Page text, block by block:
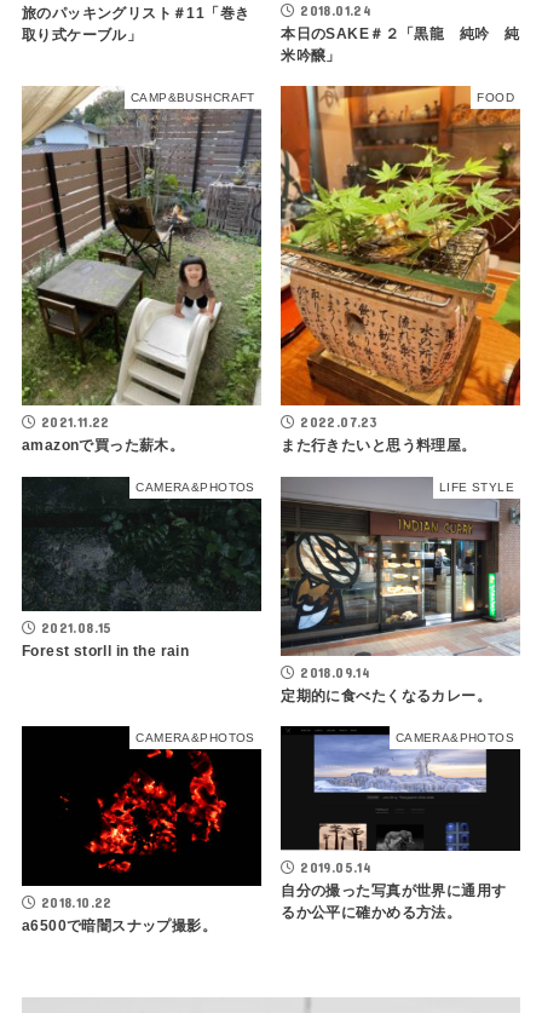
旅のパッキングリスト＃11「巻き
取り式ケーブル」
2018.01.24
本日のSAKE＃２「黒龍 純吟 純
米吟醸」
CAMP&BUSHCRAFT
2021.11.22
amazonで買った薪木。
FOOD
2022.07.23
また行きたいと思う料理屋。
CAMERA&PHOTOS
2021.08.15
Forest storll in the rain
LIFE STYLE
2018.09.14
定期的に食べたくなるカレー。
CAMERA&PHOTOS
2018.10.22
a6500で暗闇スナップ撮影。
CAMERA&PHOTOS
2019.05.14
自分の撮った写真が世界に通用す
るか公平に確かめる方法。